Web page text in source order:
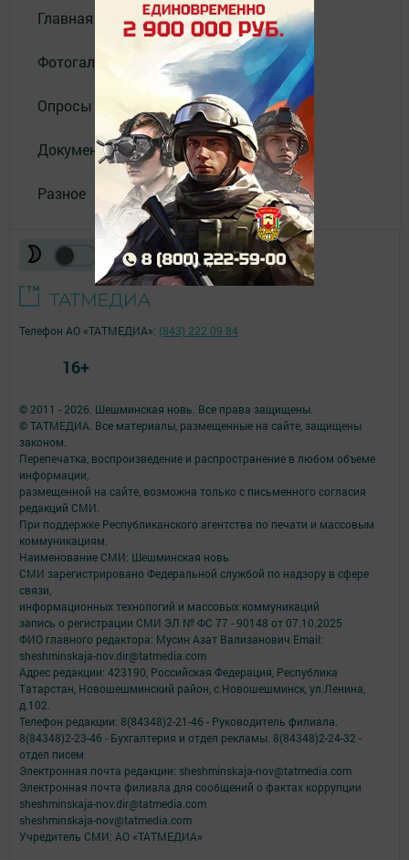
Главная
Фотогалереи
Опросы
Документы
Разное
© 2011 - 2026. Шешминская новь. Все права защищены.
© ТАТМЕДИА. Все материалы, размещенные на сайте, защищены
законом.
Перепечатка, воспроизведение и распространение в любом объеме
информации,
размещенной на сайте, возможна только с письменного согласия
редакций СМИ.
При поддержке Республиканского агентства по печати и массовым
коммуникациям.
Наименование СМИ: Шешминская новь
СМИ зарегистрировано Федеральной службой по надзору в сфере
связи,
информационных технологий и массовых коммуникаций
запись о регистрации СМИ ЭЛ № ФС 77 - 90148 от 07.10.2025
ФИО главного редактора: Мусин Азат Вализанович Email:
sheshminskaja-nov.dir@tatmedia.com
Адрес редакции: 423190, Российская Федерация, Республика
Татарстан, Новошешминский район, с.Новошешминск, ул.Ленина,
д.102.
Телефон редакции: 8(84348)2-21-46 - Руководитель филиала.
8(84348)2-23-46 - Бухгалтерия и отдел рекламы. 8(84348)2-24-32 -
отдел писем
Электронная почта редакции: sheshminskaja-nov@tatmedia.com
Электронная почта филиала для сообщений о фактах коррупции
sheshminskaja-nov.dir@tatmedia.com
sheshminskaja-nov@tatmedia.com
Учредитель СМИ: АО «ТАТМЕДИА»
Телефон АО «ТАТМЕДИА»: (843) 222 09 84
16+